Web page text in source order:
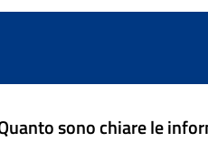
sono chiare le